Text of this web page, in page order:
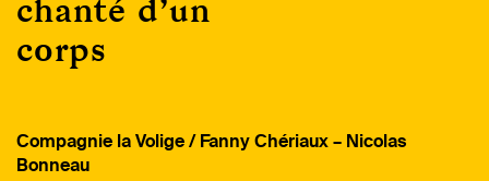
chanté d’un
corps
Compagnie la Volige / Fanny Chériaux – Nicolas
Bonneau